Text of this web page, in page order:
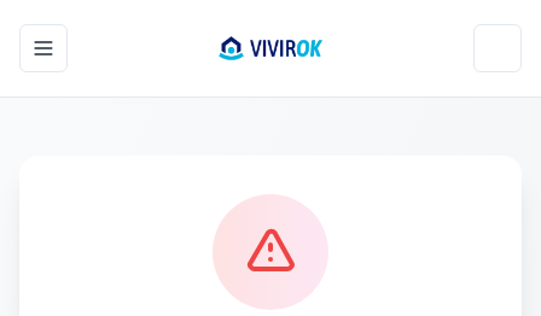
Toggle navigation menu